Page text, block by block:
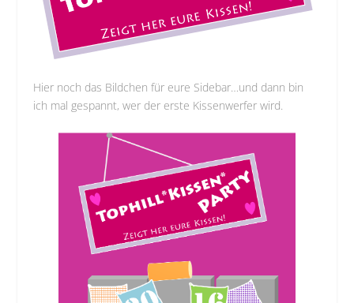
Hier noch das Bildchen für eure Sidebar…und dann bin
ich mal gespannt, wer der erste Kissenwerfer wird.